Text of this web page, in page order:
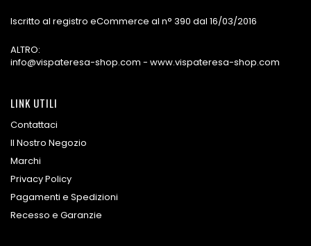
Iscritto al registro eCommerce al n° 390 dal 16/03/2016
ALTRO:
info@vispateresa-shop.com - www.vispateresa-shop.com
LINK UTILI
Contattaci
Il Nostro Negozio
Marchi
Privacy Policy
Pagamenti e Spedizioni
Recesso e Garanzie